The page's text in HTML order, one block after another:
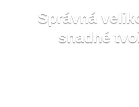
Správná
snadné